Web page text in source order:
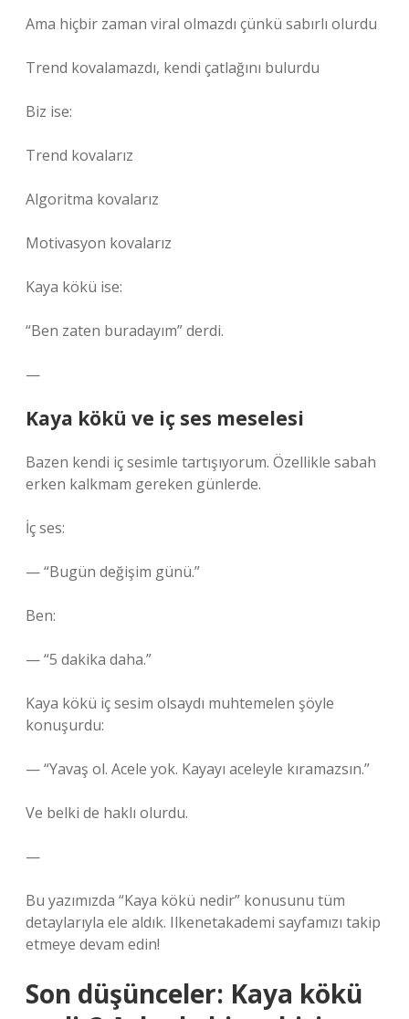
Ama hiçbir zaman viral olmazdı çünkü sabırlı olurdu
Trend kovalamazdı, kendi çatlağını bulurdu
Biz ise:
Trend kovalarız
Algoritma kovalarız
Motivasyon kovalarız
Kaya kökü ise:
“Ben zaten buradayım” derdi.
—
Kaya kökü ve iç ses meselesi
Bazen kendi iç sesimle tartışıyorum. Özellikle sabah
erken kalkmam gereken günlerde.
İç ses:
— “Bugün değişim günü.”
Ben:
— “5 dakika daha.”
Kaya kökü iç sesim olsaydı muhtemelen şöyle
konuşurdu:
— “Yavaş ol. Acele yok. Kayayı aceleyle kıramazsın.”
Ve belki de haklı olurdu.
—
Bu yazımızda “Kaya kökü nedir” konusunu tüm
detaylarıyla ele aldık. Ilkenetakademi sayfamızı takip
etmeye devam edin!
Son düşünceler: Kaya kökü